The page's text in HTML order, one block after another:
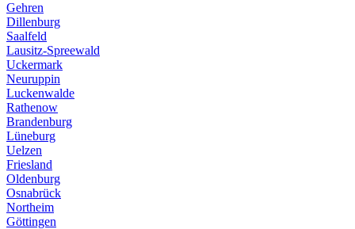
Gehren
Dillenburg
Saalfeld
Lausitz-Spreewald
Uckermark
Neuruppin
Luckenwalde
Rathenow
Brandenburg
Lüneburg
Uelzen
Friesland
Oldenburg
Osnabrück
Northeim
Göttingen